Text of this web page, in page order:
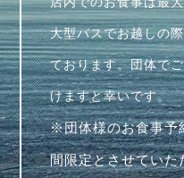
大型バスでお越しの
ております。団体で
けますと幸いです。
※団体様のお食事予
間限定とさせていた